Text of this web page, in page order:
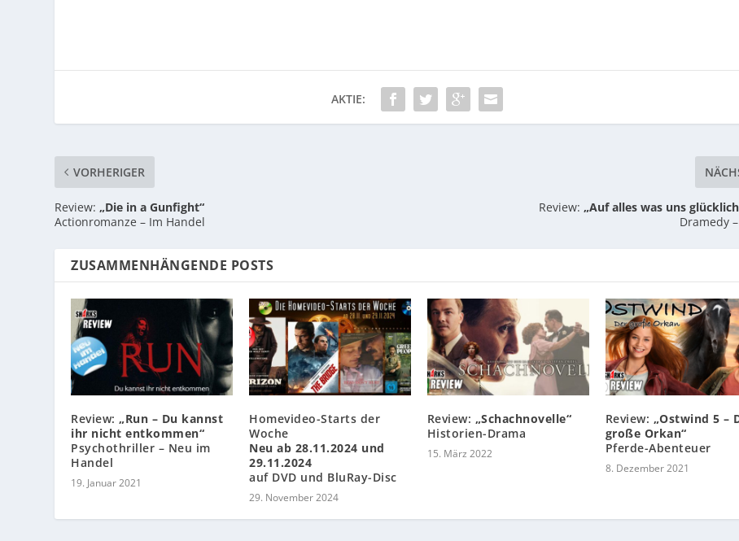
AKTIE:
VORHERIGER
Review: „Die in a Gunfight“
Actionromanze – Im Handel
Review: „Auf alles was uns
Dramedy
ZUSAMMENHÄNGENDE POSTS
Review:„Run – Du kannst
ihr nicht entkommen“
Psychothriller – Neu im
Handel
19. Januar 2021
Homevideo-Starts der
Woche
Neu ab 28.11.2024 und
29.11.2024
auf DVD und BluRay-Disc
29. November 2024
Review: „Schachnovelle“
Historien-Drama
15. März 2022
Review: „Ostwind 5 –
große Orkan“
Pferde-Abenteuer
8. Dezember 2021